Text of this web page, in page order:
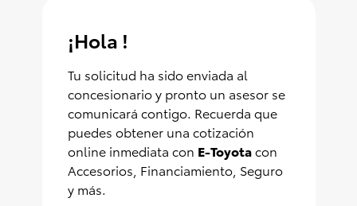
Compra tu Toyota
Servicios Toyota
Mundo Toyota
Contáctanos
¡Hola !
Tu solicitud ha sido enviada al
concesionario y pronto un asesor se
comunicará contigo. Recuerda que
puedes obtener una cotización
online inmediata con E-Toyotacon
Accesorios, Financiamiento, Seguro
y más.